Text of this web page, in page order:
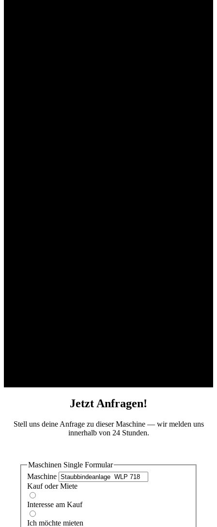
Jetzt Anfragen!
Stell uns deine Anfrage zu dieser Maschine — wir melden uns
innerhalb von 24 Stunden.
Maschinen Single Formular
Maschine
Kauf oder Miete
Interesse am Kauf
Ich möchte mieten